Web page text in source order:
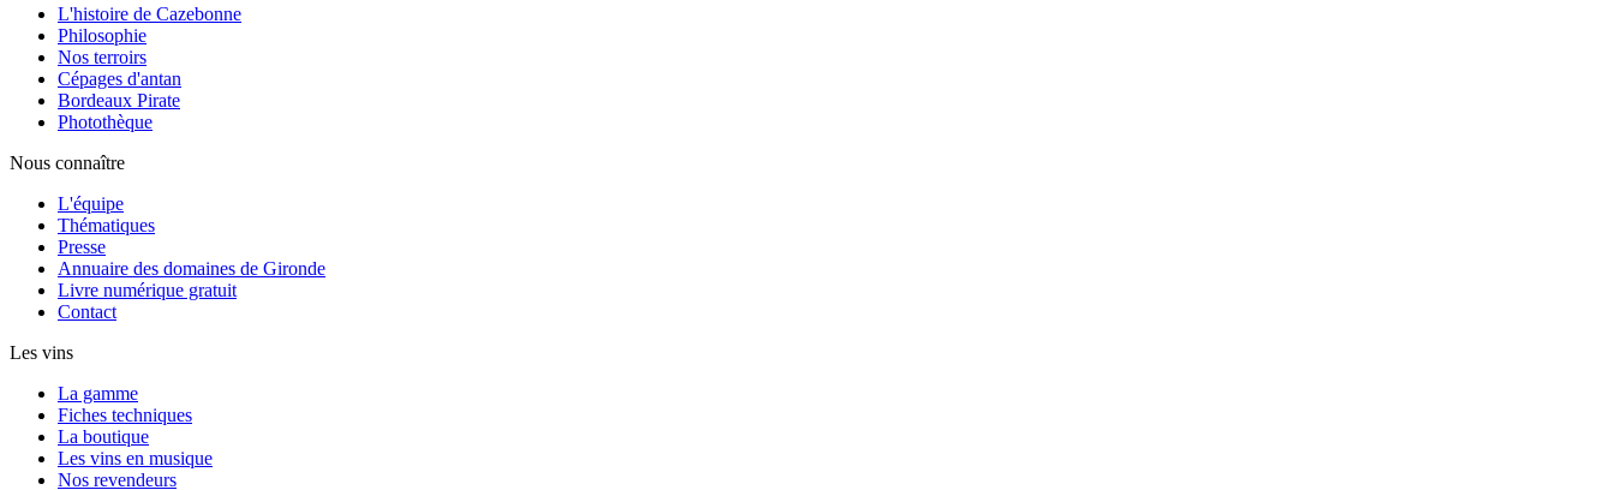
L'histoire de Cazebonne
Philosophie
Nos terroirs
Cépages d'antan
Bordeaux Pirate
Photothèque
Nous connaître
L'équipe
Thématiques
Presse
Annuaire des domaines de Gironde
Livre numérique gratuit
Contact
Les vins
La gamme
Fiches techniques
La boutique
Les vins en musique
Nos revendeurs